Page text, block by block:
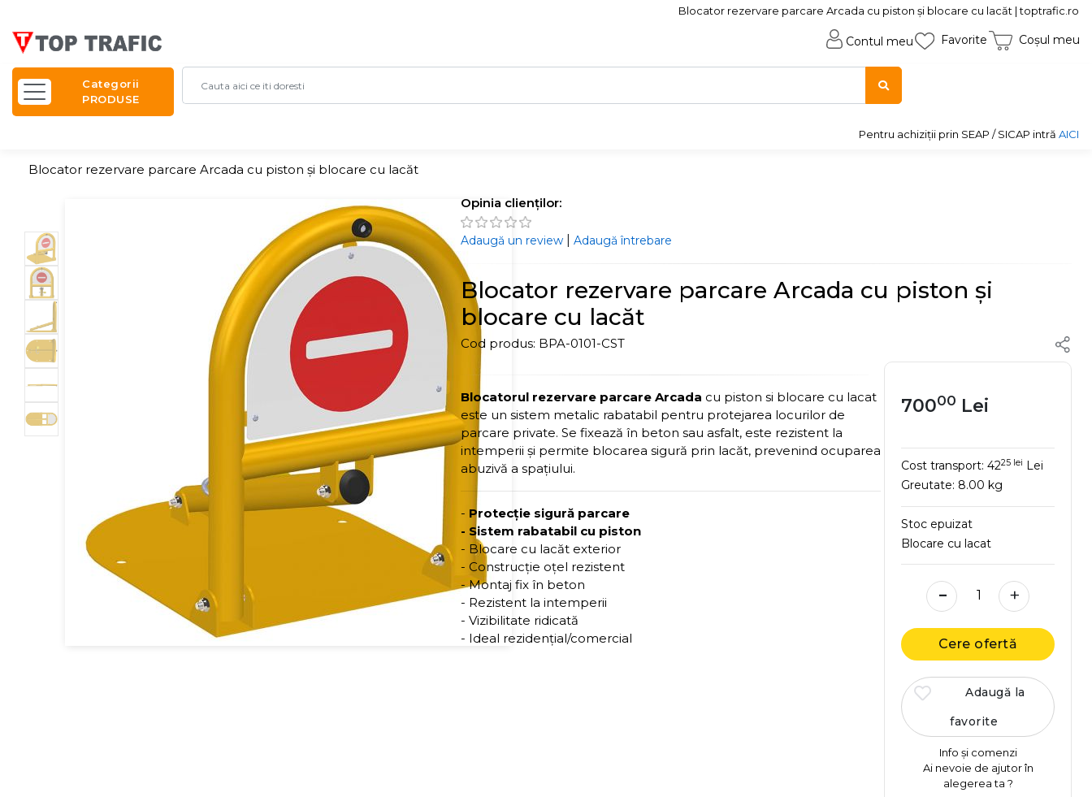
Blocator rezervare parcare Arcada cu piston și blocare cu lacăt | toptrafic.ro
Contul meu Favorite Coșul meu
Categorii
PRODUSE
Pentru achiziții prin SEAP / SICAP intră AICI
Blocator rezervare parcare Arcada cu piston și blocare cu lacăt
Opinia clienților:
Adaugă un review |Adaugă întrebare
Blocator rezervare parcare Arcada cu piston și
blocare cu lacăt
Cod produs: BPA-0101-CST
Blocatorul rezervare parcare Arcada cu piston si blocare cu lacat
este un sistem metalic rabatabil pentru protejarea locurilor de
parcare private. Se fixează în beton sau asfalt, este rezistent la
intemperii și permite blocarea sigură prin lacăt, prevenind ocuparea
abuzivă a spațiului.
- Protecție sigură parcare
- Sistem rabatabil cu piston
- Blocare cu lacăt exterior
- Construcție oțel rezistent
- Montaj fix în beton
- Rezistent la intemperii
- Vizibilitate ridicată
- Ideal rezidențial/comercial
70000 Lei
Cost transport:4225 lei Lei
Greutate: 8.00 kg
Stoc epuizat
Blocare cu lacat
- +
Cere ofertă
Adaugă la
favorite
Info și comenzi
Ai nevoie de ajutor în
alegerea ta ?